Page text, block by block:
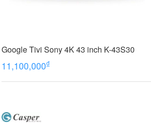
Google Tivi Sony 4K 43 inch K-43S30
11,100,000₫